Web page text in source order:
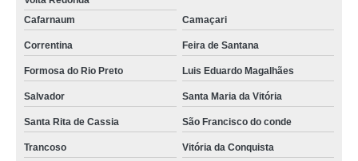
Cafarnaum
Camaçari
Correntina Feira de Santana
Formosa do Rio Preto Luis Eduardo Magalhães
Salvador Santa Maria da Vitória
Santa Rita de Cassia São Francisco do conde
Trancoso
Vitória da Conquista